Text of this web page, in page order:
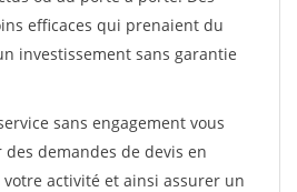
efficaces qui prenaient du
investissement sans garantie
sans engagement vous
demandes de devis en
activité et ainsi assurer un